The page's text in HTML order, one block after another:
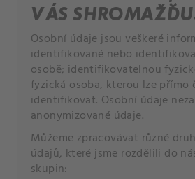
VÁS
Osobní údaje jsou veškeré
identifikované nebo
osobě; identifikovatelnou
fyzická osoba, kterou lze přímo
identifikovat. Osobní údaje
anonymizované údaje.
Můžeme zpracovávat různé
údajů, které jsme rozdělili do
skupin: